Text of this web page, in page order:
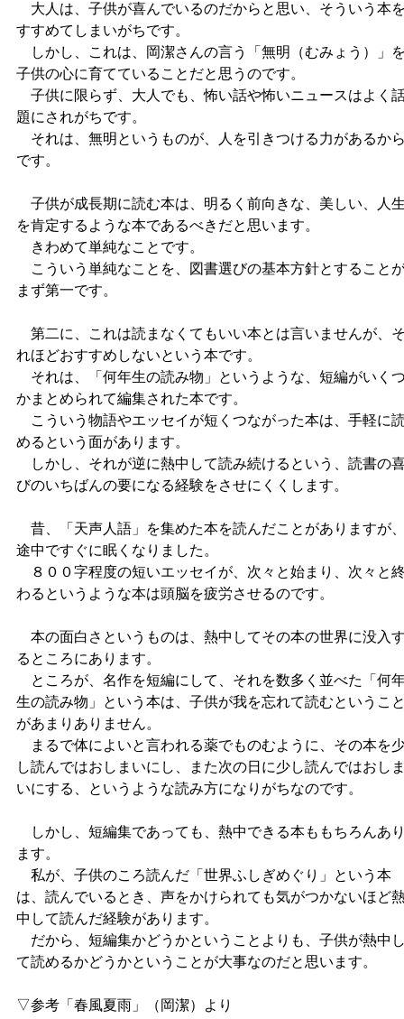
大人は、子供が喜んでいるのだからと思い、そういう本
すすめてしまいがちです。
しかし、これは、岡潔さんの言う「無明（むみょう）」
子供の心に育てていることだと思うのです。
子供に限らず、大人でも、怖い話や怖いニュースはよく
題にされがちです。
それは、無明というものが、人を引きつける力があるか
です。
子供が成長期に読む本は、明るく前向きな、美しい、人
を肯定するような本であるべきだと思います。
きわめて単純なことです。
こういう単純なことを、図書選びの基本方針とすること
まず第一です。
第二に、これは読まなくてもいい本とは言いませんが、
れほどおすすめしないという本です。
それは、「何年生の読み物」というような、短編がいく
かまとめられて編集された本です。
こういう物語やエッセイが短くつながった本は、手軽に
めるという面があります。
しかし、それが逆に熱中して読み続けるという、読書の
びのいちばんの要になる経験をさせにくくします。
昔、「天声人語」を集めた本を読んだことがありますが
途中ですぐに眠くなりました。
８００字程度の短いエッセイが、次々と始まり、次々と
わるというような本は頭脳を疲労させるのです。
本の面白さというものは、熱中してその本の世界に没入
るところにあります。
ところが、名作を短編にして、それを数多く並べた「何
生の読み物」という本は、子供が我を忘れて読むというこ
があまりありません。
まるで体によいと言われる薬でものむように、その本を
し読んではおしまいにし、また次の日に少し読んではおし
いにする、というような読み方になりがちなのです。
しかし、短編集であっても、熱中できる本ももちろんあ
ます。
私が、子供のころ読んだ「世界ふしぎめぐり」という本
は、読んでいるとき、声をかけられても気がつかないほど
中して読んだ経験があります。
だから、短編集かどうかということよりも、子供が熱中
て読めるかどうかということが大事なのだと思います。
▽参考「春風夏雨」（岡潔）より